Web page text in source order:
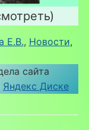
Е.В., Новости
сайта
Яндекс Диске